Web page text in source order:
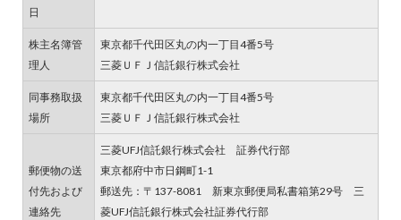
日
株主名簿管
理人
東京都千代田区丸の内一丁目4番5号
三菱ＵＦＪ信託銀行株式会社
同事務取扱
場所
東京都千代田区丸の内一丁目4番5号
三菱ＵＦＪ信託銀行株式会社
郵便物の送
付先および
連絡先
三菱UFJ信託銀行株式会社 証券代行部
東京都府中市日鋼町1-1
郵送先：〒137-8081 新東京郵便局私書箱第29号 三
菱UFJ信託銀行株式会社証券代行部